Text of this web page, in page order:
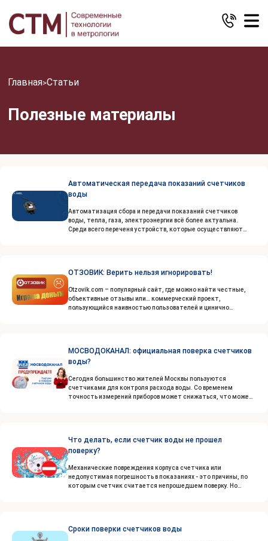
Главная>Статьи
Полезные материалы
Автоматическая передача показаний счетчиков
воды
Автоматизация сбора и передачи показаний счетчиков
воды, тепла, газа, электроэнергии всё более актуальна.
Среди всего переченя устройств, которые осуществляют
ОТЗОВИК: Верить нельзя игнорировать!
Otzovik.com – популярный сайт, где можно найти честные,
объективные отзывы или… коммерческий проект,
пользующийся наивностью пользователей и цинично
МОСВОДОКАНАЛ: официальная поверка счетчиков
воды?
Сегодня большинство жителей Москвы пользуются
счетчиками для контроля расхода воды. Со временем
точность измерений приборов может снижаться, что может
Что делать, если счетчик воды не прошел
поверку?
Механические повреждения корпуса счетчика или
недопустимая погрешность в показаниях - это причины, по
которым счетчик считается непрошедшем поверку. Но
Сроки поверки счетчиков воды